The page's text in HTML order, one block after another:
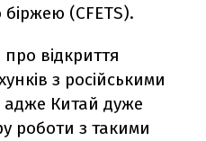
(CFETS).
відкриття
з російськими
Китай дуже
роботи з такими